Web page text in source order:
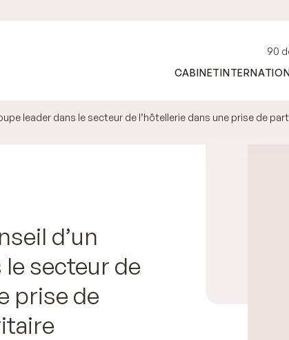
90
CABINET
leader dans le secteur de l’hôtellerie dans une prise de
d’un
secteur de
prise de